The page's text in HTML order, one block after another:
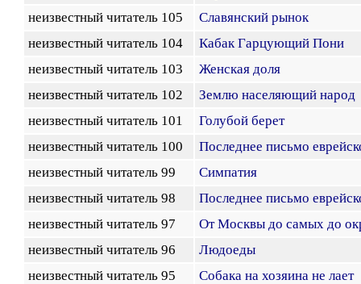
неизвестный читатель 105
Славянский рынок
неизвестный читатель 104
Кабак Гарцующий Пони
неизвестный читатель 103
Женская доля
неизвестный читатель 102
Землю населяющий народ
неизвестный читатель 101
Голубой берет
неизвестный читатель 100
Последнее письмо
неизвестный читатель 99
Симпатия
неизвестный читатель 98
Последнее письмо
неизвестный читатель 97
От Москвы до самых до
неизвестный читатель 96
Людоеды
неизвестный читатель 95
Собака на хозяина не лает